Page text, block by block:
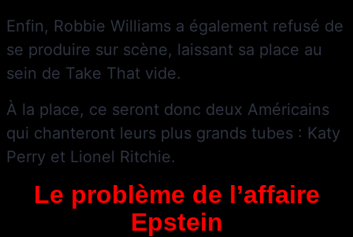
Enfin, Robbie Williams a également refusé de
se produire sur scène, laissant sa place au
sein de Take That vide.
À la place, ce seront donc deux Américains
qui chanteront leurs plus grands tubes : Katy
Perry et Lionel Ritchie.
Le problème de l’affaire
Epstein